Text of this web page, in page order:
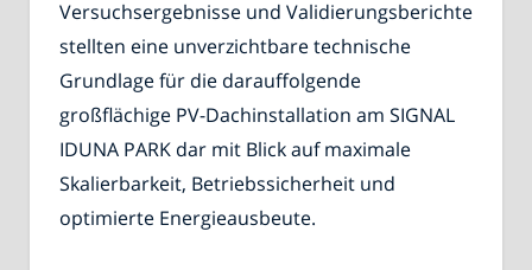
Versuchsergebnisse und Validierungsberichte
stellten eine unverzichtbare technische
Grundlage für die darauffolgende
großflächige PV-Dachinstallation am SIGNAL
IDUNA PARK dar mit Blick auf maximale
Skalierbarkeit, Betriebssicherheit und
optimierte Energieausbeute.